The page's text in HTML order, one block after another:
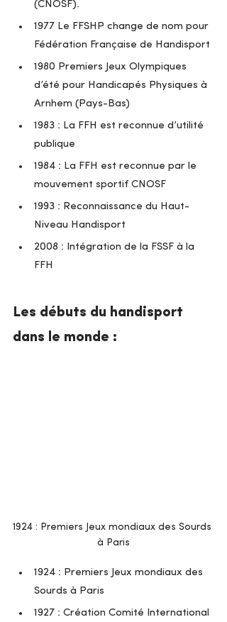
(CNOSF).
1977 Le FFSHP change de nom pour
Fédération Française de Handisport
1980 Premiers Jeux Olympiques
d’été pour Handicapés Physiques à
Arnhem (Pays-Bas)
1983 : La FFH est reconnue d’utilité
publique
1984 : La FFH est reconnue par le
mouvement sportif CNOSF
1993 : Reconnaissance du Haut-
Niveau Handisport
2008 : Intégration de la FSSF à la
FFH
Les débuts du handisport
dans le monde :
1924 : Premiers Jeux mondiaux des Sourds
à Paris
1924 : Premiers Jeux mondiaux des
Sourds à Paris
1927 : Création Comité International